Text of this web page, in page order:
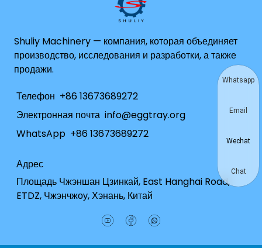
Shuliy Machinery — компания, которая объединяет
производство, исследования и разработки, а также
продажи.
Телефон +86 13673689272
Электронная почта info@eggtray.org
WhatsApp +86 13673689272
Адрес
Площадь Чжэншан Цзинкай, East Hanghai Road,
ETDZ, Чжэнчжоу, Хэнань, Китай
Whatsapp
Email
Wechat
Chat